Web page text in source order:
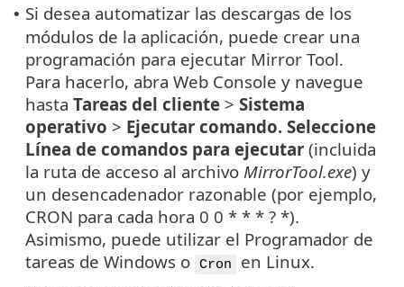
• Si desea automatizar las descargas de los
módulos de la aplicación, puede crear una
programación para ejecutar Mirror Tool.
Para hacerlo, abra Web Console y navegue
hasta Tareas del cliente > Sistema
operativo > Ejecutar comando. Seleccione
Línea de comandos para ejecutar (incluida
la ruta de acceso al archivo MirrorTool.exe) y
un desencadenador razonable (por ejemplo,
CRON para cada hora 0 0 * * * ? *).
Asimismo, puede utilizar el Programador de
tareas de Windows o
Cron en Linux.